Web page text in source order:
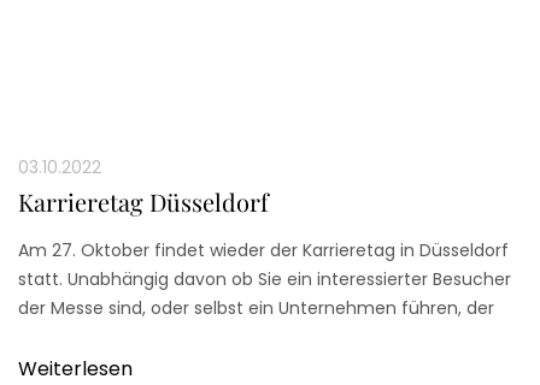
03.10.2022
Karrieretag Düsseldorf
Am 27. Oktober findet wieder der Karrieretag in Düsseldorf
statt. Unabhängig davon ob Sie ein interessierter Besucher
der Messe sind, oder selbst ein Unternehmen führen, der
Perspektivenund Netzwerke an
Weiterlesen